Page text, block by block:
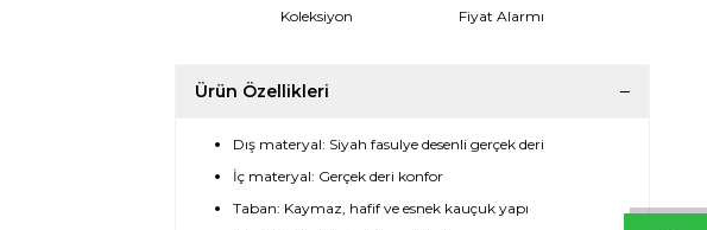
Koleksiyon Fiyat Alarmı
Ürün Özellikleri
Dış materyal: Siyah fasulye desenli gerçek deri
İç materyal: Gerçek deri konfor
Taban: Kaymaz, hafif ve esnek kauçuk yapı